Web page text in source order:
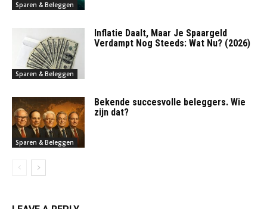
Sparen & Beleggen
Sparen & Beleggen
Inflatie Daalt, Maar Je Spaargeld
Verdampt Nog Steeds: Wat Nu? (2026)
Sparen & Beleggen
Bekende succesvolle beleggers. Wie
zijn dat?